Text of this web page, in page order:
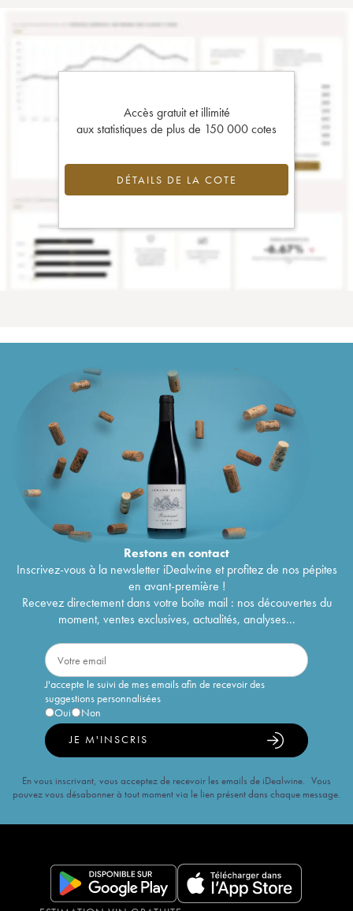
Accès gratuit et illimité
aux statistiques de plus de 150 000 cotes
DÉTAILS DE LA COTE
Restons encontact
Inscrivez-vous à la newsletter iDealwine et profitez de nos pépites
en avant-première !
Recevez directement dans votre boîte mail : nos découvertes du
moment, ventes exclusives, actualités, analyses...
J'accepte le suivi de mes emails afin de recevoir des
suggestions personnalisées
Oui
Non
JE M'INSCRIS
En vous inscrivant, vous acceptez de recevoir les emails de iDealwine. Vous
pouvez vous désabonner à tout moment via le lien présent dans chaque message.